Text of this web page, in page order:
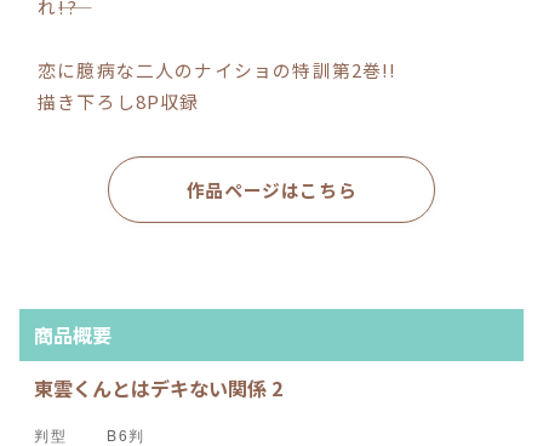
れ――!?
恋に臆病な二人のナイショの特訓第2巻!!
描き下ろし8P収録
作品ページはこちら
商品概要
東雲くんとはデキない関係 2
判型
B6判